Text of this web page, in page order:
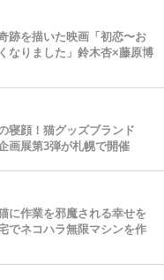
跡を描いた映画「初恋〜お
なりました」鈴木杏×藤原博
寝顔！猫グッズブランド
画展第3弾が札幌で開催
に作業を邪魔される幸せを
でネコハラ無限マシンを作